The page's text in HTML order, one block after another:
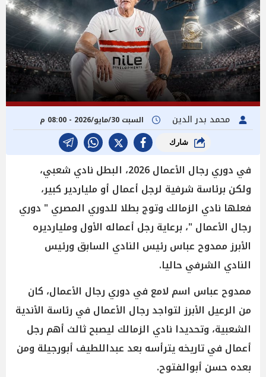
محمد بدر الدين السبت 30/مايو/2026 - 08:00 م
شارك
في دوري رجال الأعمال 2026، البطل نادي شعبي،
ولكن برئاسة شرفية لرجل أعمال أو ملياردير كبير،
فعلها نادي الزمالك وتوج بطلا للدوري المصري " دوري
رجال الأعمال "، برعاية رجل أعماله الأول ومليارديره
الأبرز ممدوح عباس رئيس النادي السابق ورئيس
النادي الشرفي حاليا.
ممدوح عباس اسم لامع في دوري رجال الأعمال، كان
من الرعيل الأبرز لتواجد رجال الأعمال في رئاسة الأندية
الشعبية، وتحديدا نادي الزمالك ليصبح ثالث أهم رجل
أعمال في تاريخه يترأسه بعد عبداللطيف أبورجيلة ومن
بعده حسن أبوالفتوح.